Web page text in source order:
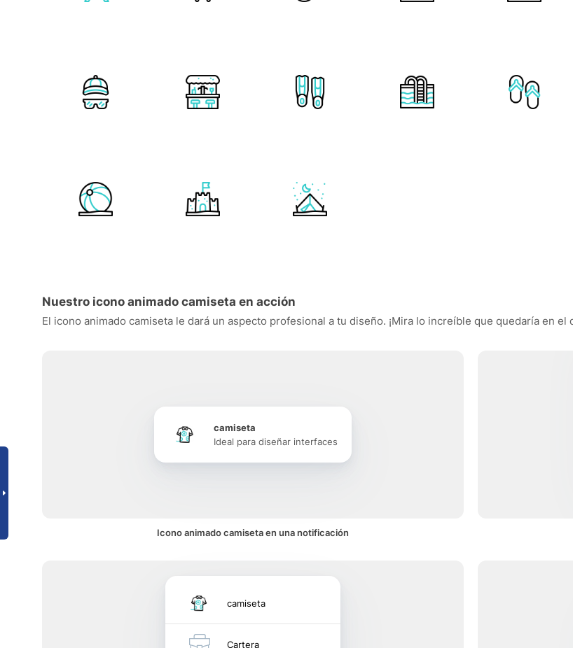
Nuestro icono animado camiseta en acción
El icono animado camiseta le dará un aspecto profesional a tu diseño. ¡Mira lo increíble que quedaría en
camiseta
Ideal para diseñar interfaces
Icono animado camiseta en una notificación
camiseta
Cartera